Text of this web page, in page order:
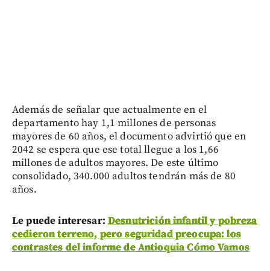
Además de señalar que actualmente en el
departamento hay 1,1 millones de personas
mayores de 60 años, el documento advirtió que en
2042 se espera que ese total llegue a los 1,66
millones de adultos mayores. De este último
consolidado, 340.000 adultos tendrán más de 80
años.
Le puede interesar: Desnutrición infantil y pobreza
cedieron terreno, pero seguridad preocupa: los
contrastes del informe de Antioquia Cómo Vamos